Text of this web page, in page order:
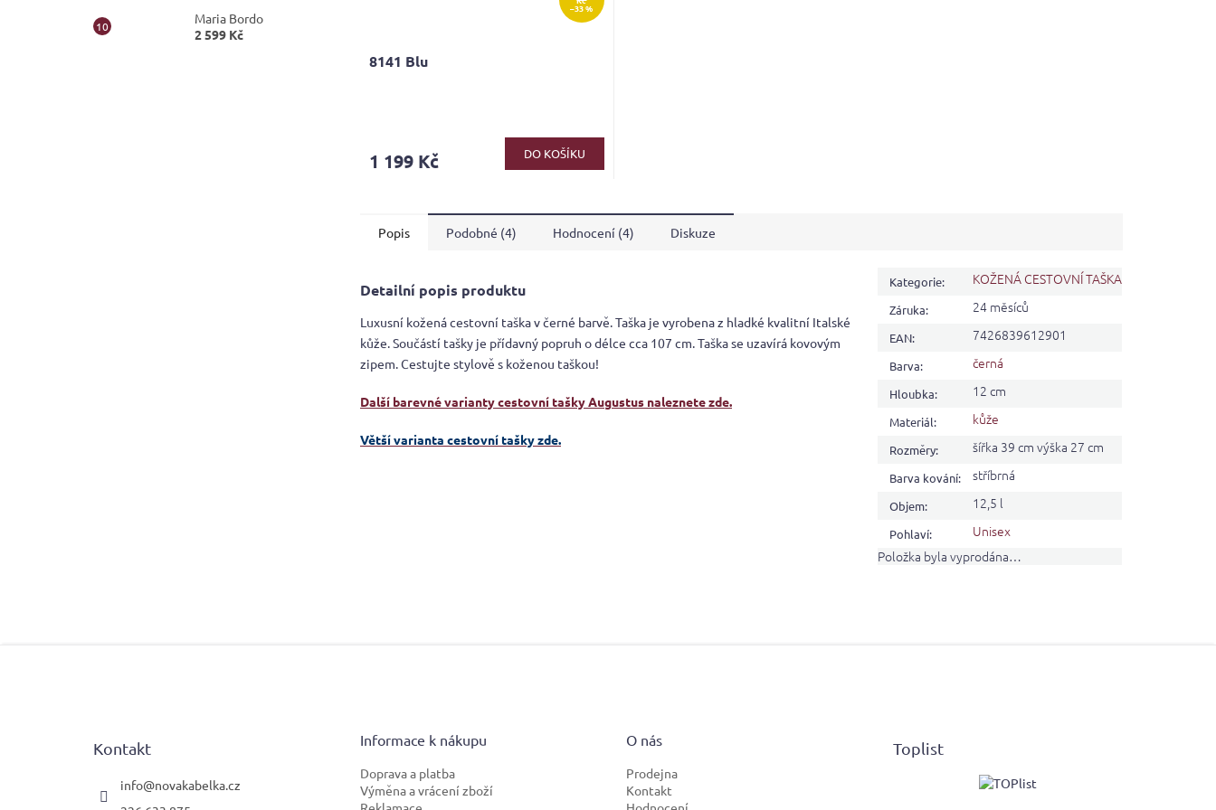
Maria Bordo
2 599 Kč
–33 %
8141 Blu
je
hvězdiček.
1 199 Kč DO KOŠÍKU
Popis Podobné (4) Hodnocení (4) Diskuze
Detailní popis produktu
Luxusní kožená cestovní taška v černé barvě. Taška je vyrobena z hladké kvalitní Italské
kůže. Součástí tašky je přídavný popruh o délce cca 107 cm. Taška se uzavírá kovovým
zipem. Cestujte stylově s koženou taškou!
Další barevné varianty cestovní tašky Augustus naleznete zde.
Větší varianta cestovní tašky zde.
Kategorie: KOŽENÁ CESTOVNÍ TAŠKA
Záruka: 24 měsíců
EAN: 7426839612901
Barva: černá
Hloubka: 12 cm
Materiál: kůže
Rozměry: šířka 39 cm výška 27 cm
Barva kování: stříbrná
Objem: 12,5 l
Pohlaví:
Unisex
Položka byla vyprodána…
Kontakt
info@novakabelka.cz
Informace k nákupu
Doprava a platba
Výměna a vrácení zboží
O nás
Prodejna
Kontakt
Toplist